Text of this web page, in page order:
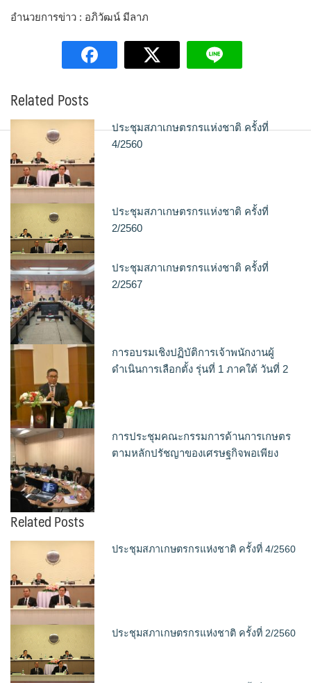
อำนวยการข่าว : อภิวัฒน์ มีลาภ
Related Posts
ประชุมสภาเกษตรกรแห่งชาติ ครั้งที่
4/2560
ประชุมสภาเกษตรกรแห่งชาติ ครั้งที่
2/2560
ประชุมสภาเกษตรกรแห่งชาติ ครั้งที่
2/2567
การอบรมเชิงปฏิบัติการเจ้าพนักงานผู้
ดำเนินการเลือกตั้ง รุ่นที่ 1 ภาคใต้ วันที่ 2
การประชุมคณะกรรมการด้านการเกษตร
ตามหลักปรัชญาของเศรษฐกิจพอเพียง
Related Posts
ประชุมสภาเกษตรกรแห่งชาติ ครั้งที่ 4/2560
ประชุมสภาเกษตรกรแห่งชาติ ครั้งที่ 2/2560